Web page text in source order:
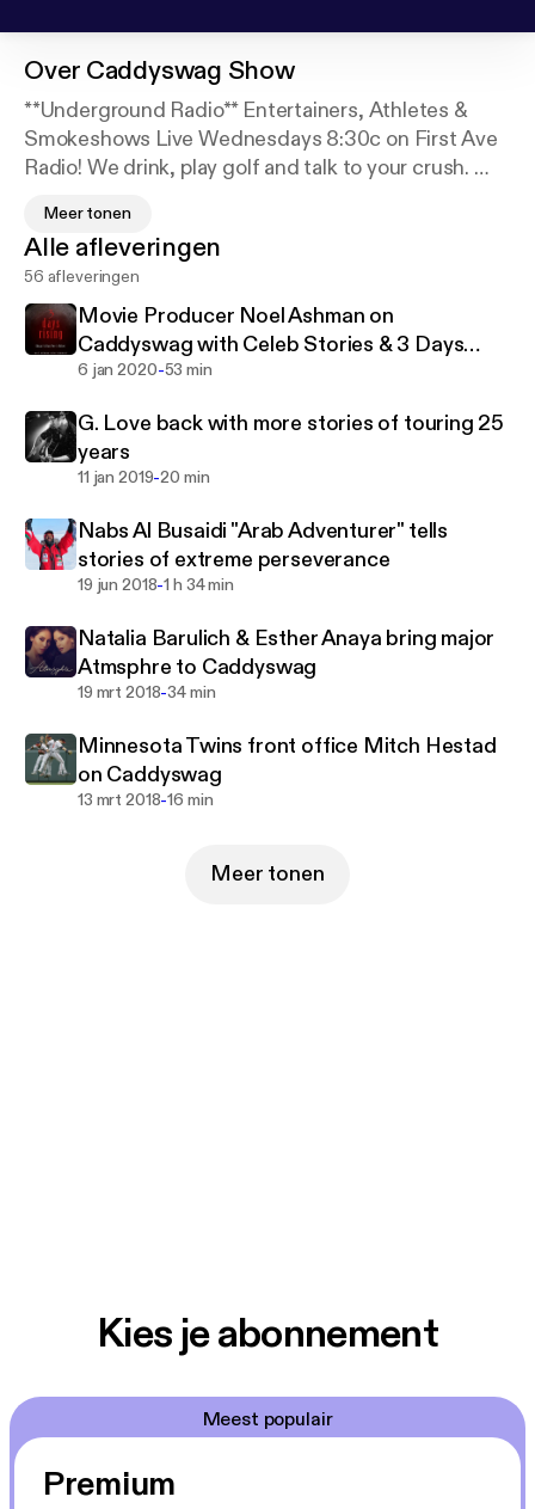
Over Caddyswag Show
**Underground Radio** Entertainers, Athletes &
Smokeshows Live Wednesdays 8:30c on First Ave
Radio! We drink, play golf and talk to your crush.
break from the stresses of life.” Climb in the van and
join team Caddyswag as we go on an epic
adventure every Wednesday night LIVE from 8:30-
10:30 pm cst. Hot topics, pro athletes, psychics,
prank calls, comedians.
Podcast on iTunes, Google Play & Stitcher
unknown and answering the questions that are
difficult to answer. Once the van gets put in gear,
you never know what will happen next. So tune and
hear it happen for yourself
Join the team and get a Caddyswag cooler for your
golf bag at caddyswag.com
Meer tonen
Alle afleveringen
56 afleveringen
Movie Producer Noel Ashman on
Caddyswag with Celeb Stories & 3 Days
Rising
6 jan 2020-53 min
G. Love back with more stories of touring 25
years
11 jan 2019-20 min
Nabs Al Busaidi "Arab Adventurer" tells
stories of extreme perseverance
19 jun 2018-1 h 34 min
Natalia Barulich & Esther Anaya bring major
Atmsphre to Caddyswag
19 mrt 2018-34 min
Minnesota Twins front office Mitch Hestad
on Caddyswag
13 mrt 2018-16 min
Meer tonen
Kies je abonnement
Meest populair
Premium